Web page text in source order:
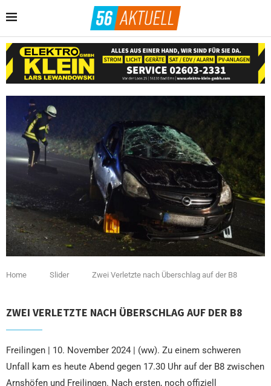
Home Slider Zwei Verletzte nach Überschlag auf der B8
ZWEI VERLETZTE NACH ÜBERSCHLAG AUF DER B8
Freilingen | 10. November 2024 | (ww). Zu einem schweren
Unfall kam es heute Abend gegen 17.30 Uhr auf der B8 zwischen
Arnshöfen und Freilingen. Nach ersten, noch offiziell